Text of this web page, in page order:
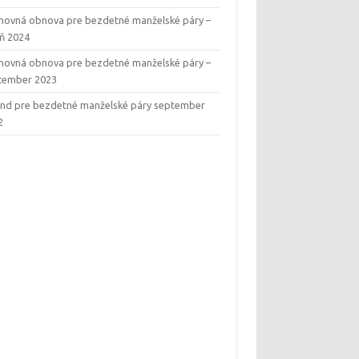
obnova pre bezdetné manželské páry –
2024
obnova pre bezdetné manželské páry –
2023
pre bezdetné manželské páry september